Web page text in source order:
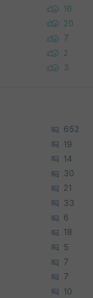
16
20
7
2
3
652
19
14
30
21
33
6
18
5
7
7
10